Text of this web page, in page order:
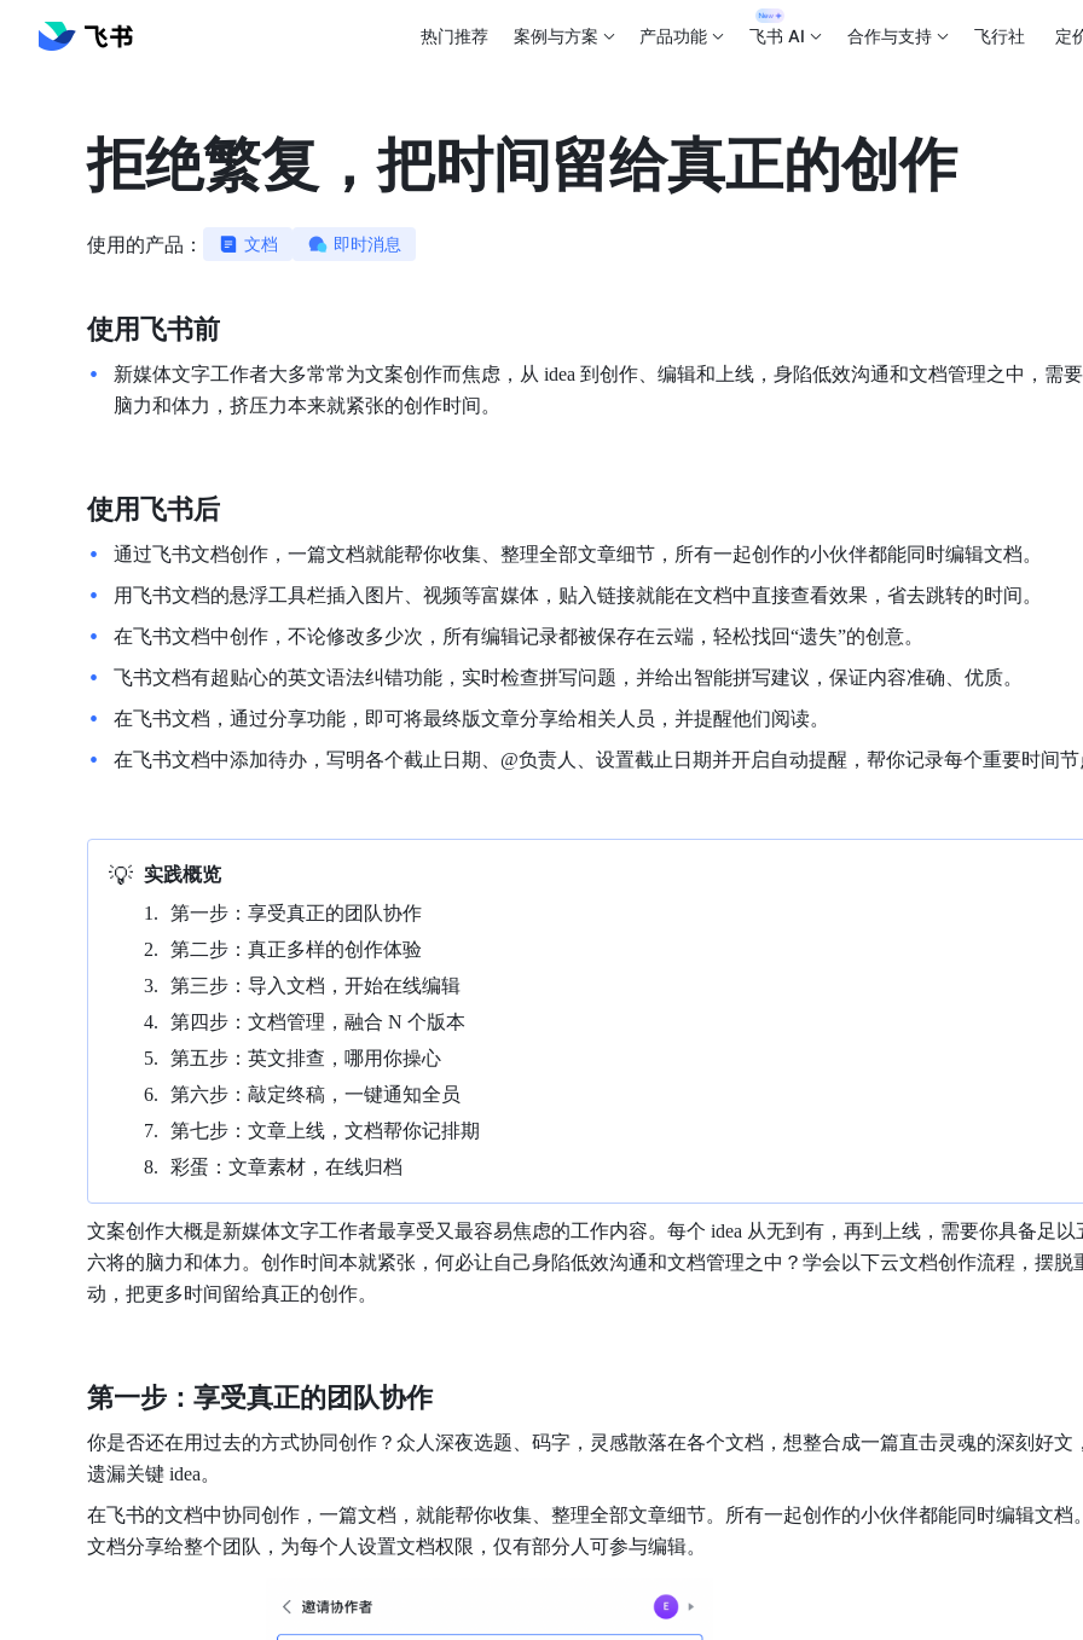
热门推荐 案例与方案 产品功能 飞书 AI 合作与支持 飞行社 定
拒绝繁复，把时间留给真正的创作
使用的产品： 文档 即时消息
使用飞书前
新媒体文字工作者大多常常为文案创作而焦虑，从 idea 到创作、编辑和上线，身陷低效沟通和文档管理之中，需
脑力和体力，挤压力本来就紧张的创作时间。
使用飞书后
通过飞书文档创作，一篇文档就能帮你收集、整理全部文章细节，所有一起创作的小伙伴都能同时编辑文档。
用飞书文档的悬浮工具栏插入图片、视频等富媒体，贴入链接就能在文档中直接查看效果，省去跳转的时间。
在飞书文档中创作，不论修改多少次，所有编辑记录都被保存在云端，轻松找回“遗失”的创意。
飞书文档有超贴心的英文语法纠错功能，实时检查拼写问题，并给出智能拼写建议，保证内容准确、优质。
在飞书文档，通过分享功能，即可将最终版文章分享给相关人员，并提醒他们阅读。
在飞书文档中添加待办，写明各个截止日期、@负责人、设置截止日期并开启自动提醒，帮你记录每个重要时间
💡 实践概览
第一步：享受真正的团队协作
第二步：真正多样的创作体验
第三步：导入文档，开始在线编辑
第四步：文档管理，融合 N 个版本
第五步：英文排查，哪用你操心
第六步：敲定终稿，一键通知全员
第七步：文章上线，文档帮你记排期
彩蛋：文章素材，在线归档
文案创作大概是新媒体文字工作者最享受又最容易焦虑的工作内容。每个 idea 从无到有，再到上线，需要你具备足以
六将的脑力和体力。创作时间本就紧张，何必让自己身陷低效沟通和文档管理之中？学会以下云文档创作流程，摆脱
动，把更多时间留给真正的创作。
第一步：享受真正的团队协作
你是否还在用过去的方式协同创作？众人深夜选题、码字，灵感散落在各个文档，想整合成一篇直击灵魂的深刻好文
遗漏关键 idea。
在飞书的文档中协同创作，一篇文档，就能帮你收集、整理全部文章细节。所有一起创作的小伙伴都能同时编辑文档
文档分享给整个团队，为每个人设置文档权限，仅有部分人可参与编辑。